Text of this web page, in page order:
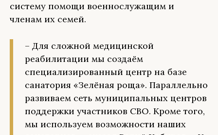
систему помощи военнослужащим и
членам их семей.
– Для сложной медицинской
реабилитации мы создаём
специализированный центр на базе
санатория «Зелёная роща». Параллельно
развиваем сеть муниципальных центров
поддержки участников СВО. Кроме того,
мы используем возможности наших